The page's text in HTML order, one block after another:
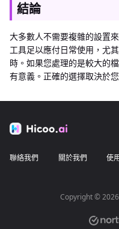
結論
大多數人不需要複雜的設置
工具足以應付日常使用，尤
時。如果您處理的是較大的
有意義。正確的選擇取決於
聯絡我們 關於我們 使
Copyright ©2026